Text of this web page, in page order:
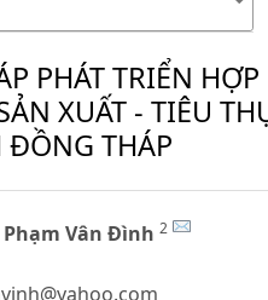
PHÁT TRIỂN HỢP
XUẤT - TIÊU
ĐỒNG THÁP
Phạm Vân Đình 2